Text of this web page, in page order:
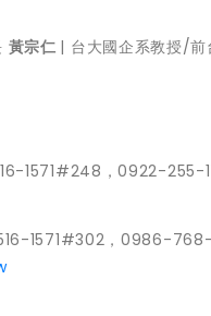
黃宗仁 | 台大國企系教授/
1571#248，0922-255-
1571#302，0986-